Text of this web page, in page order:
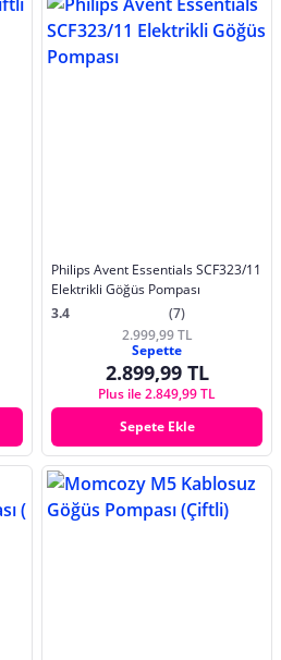
Philips Avent Essentials SCF323/11
Elektrikli Göğüs Pompası
3.4
(7)
2.999,99 TL
Sepette
2.899,99 TL
Plus ile 2.849,99 TL
Sepete Ekle